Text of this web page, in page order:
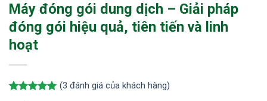
Máy đóng gói dung dịch – Giải pháp
đóng gói hiệu quả, tiên tiến và linh
hoạt
(3 đánh giá của khách hàng)